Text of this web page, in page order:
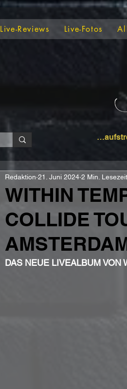
Live-Reviews Live-Fotos
WITHIN
COLLIDE
Redaktion 21. Juni 2024 2 Min. Lesezeit
DAS NEUE LIVEALBUM VON